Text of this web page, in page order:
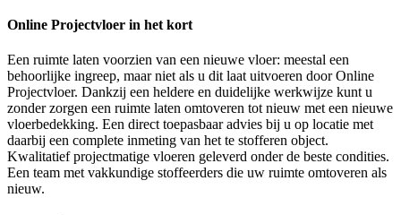
Online Projectvloer in het kort
Een ruimte laten voorzien van een nieuwe vloer: meestal een
behoorlijke ingreep, maar niet als u dit laat uitvoeren door Online
Projectvloer. Dankzij een heldere en duidelijke werkwijze kunt u
zonder zorgen een ruimte laten omtoveren tot nieuw met een nieuwe
vloerbedekking. Een direct toepasbaar advies bij u op locatie met
daarbij een complete inmeting van het te stofferen object.
Kwalitatief projectmatige vloeren geleverd onder de beste condities.
Een team met vakkundige stoffeerders die uw ruimte omtoveren als
nieuw.